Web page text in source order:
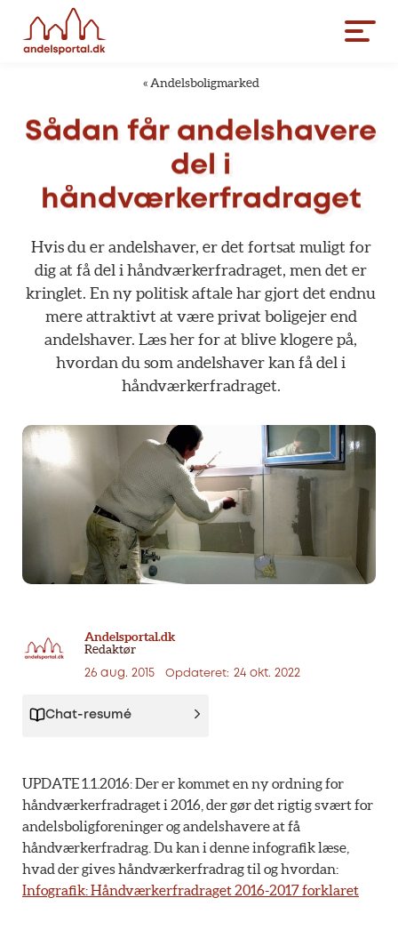
« Andelsboligmarked
Sådan får andelshavere
del
i
håndværkerfradraget
Hvis du er andelshaver, er det fortsat muligt for
dig at få del i håndværkerfradraget, men det er
kringlet. En ny politisk aftale har gjort det endnu
mere attraktivt at være privat boligejer end
andelshaver. Læs her for at blive klogere på,
hvordan du som andelshaver kan få del i
håndværkerfradraget.
Andelsportal.dk
Redaktør
26 aug. 2015 Opdateret: 24 okt. 2022
Chat-resumé
UPDATE 1.1.2016: Der er kommet en ny ordning for
håndværkerfradraget i 2016, der gør det rigtig svært for
andelsboligforeninger og andelshavere at få
håndværkerfradrag. Du kan i denne infografik læse,
hvad der gives håndværkerfradrag til og hvordan:
Infografik: Håndværkerfradraget 2016-2017 forklaret